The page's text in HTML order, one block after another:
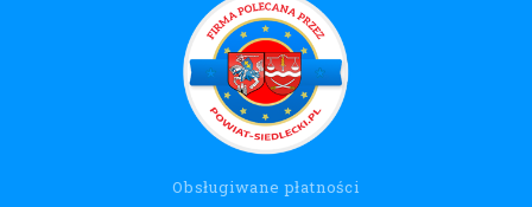
Obsługiwane płatności